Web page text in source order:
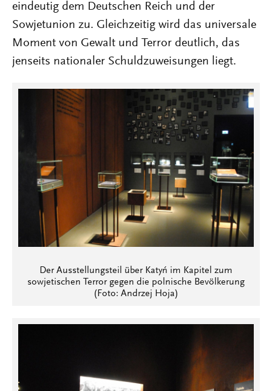
eindeutig dem Deutschen Reich und der
Sowjetunion zu. Gleichzeitig wird das universale
Moment von Gewalt und Terror deutlich, das
jenseits nationaler Schuldzuweisungen liegt.
Der Ausstellungsteil über Katyń im Kapitel zum
sowjetischen Terror gegen die polnische Bevölkerung
(Foto: Andrzej Hoja)